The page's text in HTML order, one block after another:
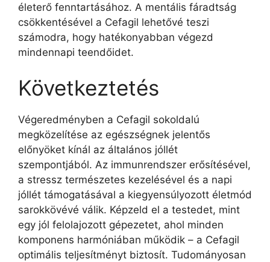
életerő fenntartásához. A mentális fáradtság
csökkentésével a Cefagil lehetővé teszi
számodra, hogy hatékonyabban végezd
mindennapi teendőidet.
Következtetés
Végeredményben a Cefagil sokoldalú
megközelítése az egészségnek jelentős
előnyöket kínál az általános jóllét
szempontjából. Az immunrendszer erősítésével,
a stressz természetes kezelésével és a napi
jóllét támogatásával a kiegyensúlyozott életmód
sarokkövévé válik. Képzeld el a testedet, mint
egy jól felolajozott gépezetet, ahol minden
komponens harmóniában működik – a Cefagil
optimális teljesítményt biztosít. Tudományosan